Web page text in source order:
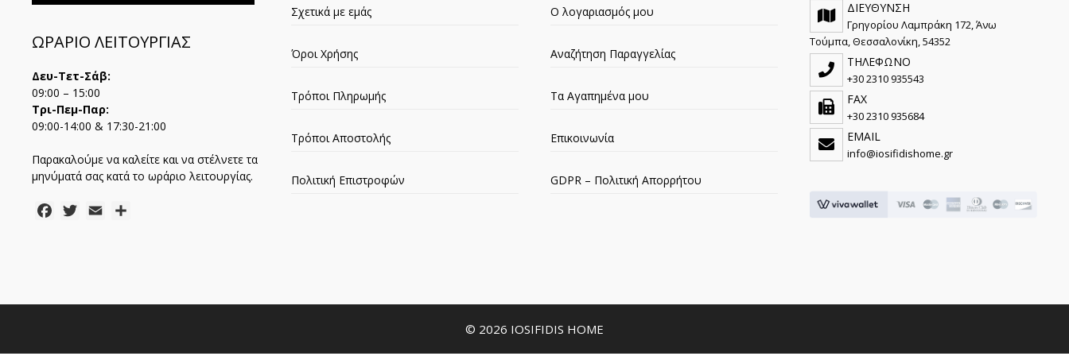
ΩΡΑΡΙΟ ΛΕΙΤΟΥΡΓΙΑΣ
Δευ-Τετ-Σάβ:
09:00 – 15:00
Τρι-Πεμ-Παρ:
09:00-14:00 & 17:30-21:00
Παρακαλούμε να καλείτε και να στέλνετε τα
μηνύματά σας κατά το ωράριο λειτουργίας.
FacebookTwitter
Email
Σχετικά με εμάς
Όροι Χρήσης
Τρόποι Πληρωμής
Τρόποι Αποστολής
Πολιτική Επιστροφών
Ο λογαριασμός μου
Αναζήτηση Παραγγελίας
Τα Αγαπημένα μου
Επικοινωνία
GDPR – Πολιτική Απορρήτου
ΔΙΕΥΘΥΝΣΗ
Γρηγορίου Λαμπράκη 172, Άνω
Τούμπα, Θεσσαλονίκη, 54352
ΤΗΛΕΦΩΝΟ
+30 2310 935543
FAX
+30 2310 935684
EMAIL
info@iosifidishome.gr
© 2026 IOSIFIDIS HOME